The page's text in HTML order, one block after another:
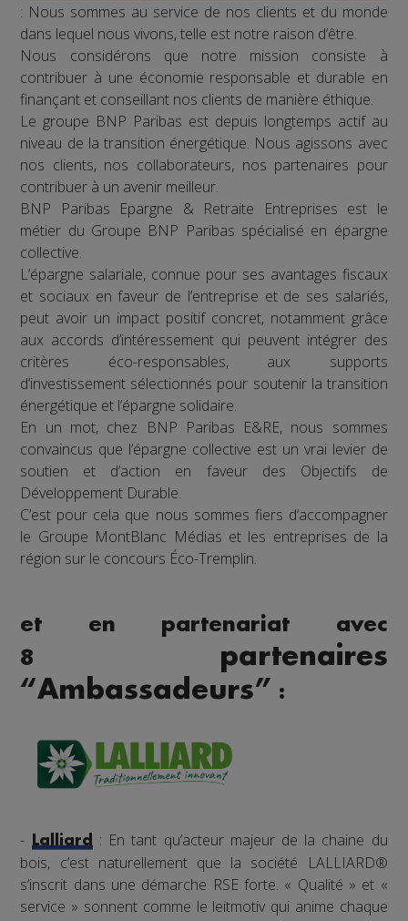
: Nous sommes au service de nos clients et du monde
dans lequel nous vivons, telle est notre raison d’être.
Nous considérons que notre mission consiste à
contribuer à une économie responsable et durable en
finançant et conseillant nos clients de manière éthique.
Le groupe BNP Paribas est depuis longtemps actif au
niveau de la transition énergétique. Nous agissons avec
nos clients, nos collaborateurs, nos partenaires pour
contribuer à un avenir meilleur.
BNP Paribas Epargne & Retraite Entreprises est le
métier du Groupe BNP Paribas spécialisé en épargne
collective.
L’épargne salariale, connue pour ses avantages fiscaux
et sociaux en faveur de l’entreprise et de ses salariés,
peut avoir un impact positif concret, notamment grâce
aux accords d’intéressement qui peuvent intégrer des
critères éco-responsables, aux supports
d’investissement sélectionnés pour soutenir la transition
énergétique et l’épargne solidaire.
En un mot, chez BNP Paribas E&RE, nous sommes
convaincus que l’épargne collective est un vrai levier de
soutien et d’action en faveur des Objectifs de
Développement Durable.
C’est pour cela que nous sommes fiers d’accompagner
le Groupe MontBlanc Médias et les entreprises de la
région sur le concours Éco-Tremplin.
et en partenariat avec
8
partenaires
“Ambassadeurs” :
- Lalliard: En tant qu’acteur majeur de la chaine du
bois, c’est naturellement que la société LALLIARD®
s’inscrit dans une démarche RSE forte. « Qualité » et «
service » sonnent comme le leitmotiv qui anime chaque